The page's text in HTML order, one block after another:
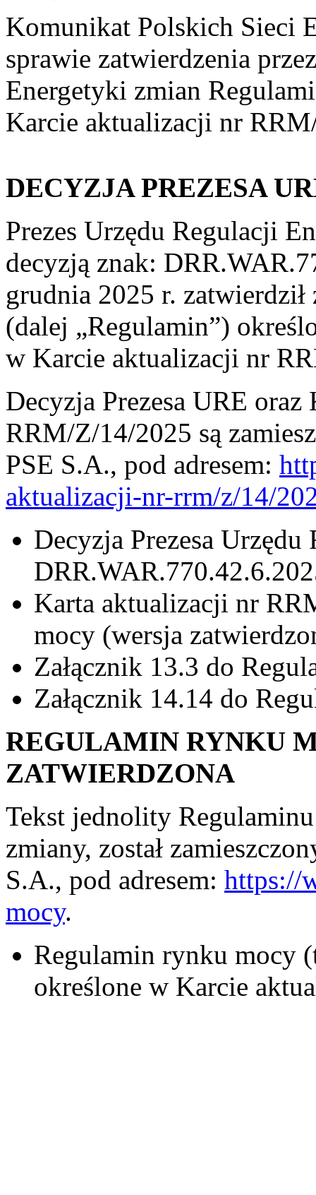
Komunikat Polskich Sieci
sprawie zatwierdzenia
Energetyki zmian
Karcie aktualizacji nr
DECYZJA PREZESA
Prezes Urzędu Regulacji
decyzją znak:
grudnia 2025 r.
(dalej „Regulamin”)
w Karcie aktualizacji nr
Decyzja Prezesa URE
RRM/Z/14/2025 są
PSE S.A., pod adresem:
aktualizacji-nr-rrm/z/14/
Decyzja Prezesa
Karta aktualizacji nr
mocy (wersja
Załącznik 13.3 do
Załącznik 14.14 do
REGULAMIN RYNKU
ZATWIERDZONA
Tekst jednolity
zmiany, został
S.A., pod adresem: https://
mocy.
Regulamin rynku mocy
określone w Karcie